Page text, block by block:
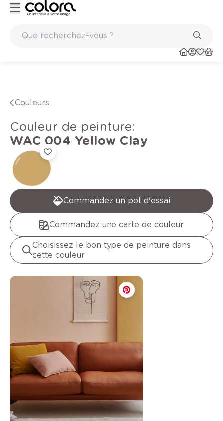
Couleurs
Couleur de peinture:
WAC 004 Yellow Clay
Commandez un pot d'essai
Commandez une carte de couleur
Choisissez le bon type de peinture dans
cette couleur